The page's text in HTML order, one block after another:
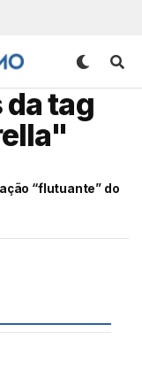
da tag
“flutuante” do